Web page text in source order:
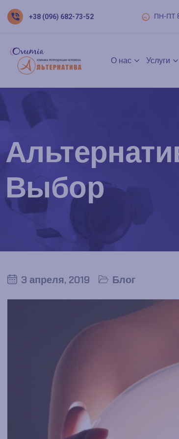
+38 (096) 682-73-52 ПН-ПТ
О нас Услуги
Выбор
3 апреля, 2019 Блог